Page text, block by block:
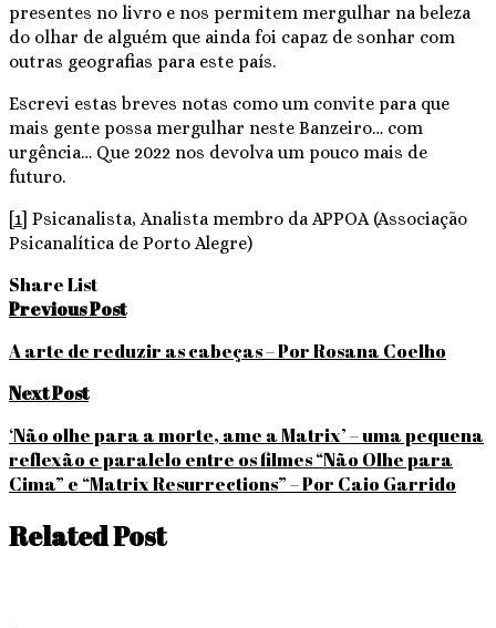
presentes no livro e nos permitem mergulhar na beleza
do olhar de alguém que ainda foi capaz de sonhar com
outras geografias para este país.
Escrevi estas breves notas como um convite para que
mais gente possa mergulhar neste Banzeiro… com
urgência… Que 2022 nos devolva um pouco mais de
futuro.
[1] Psicanalista, Analista membro da APPOA (Associação
Psicanalítica de Porto Alegre)
Share List
Navegação
de
Post
Previous Post
A arte de reduzir as cabeças – Por Rosana Coelho
Next Post
‘Não olhe para a morte, ame a Matrix’ – uma pequena
reflexão e paralelo entre os filmes “Não Olhe para
Cima” e “Matrix Resurrections” – Por Caio Garrido
Related Post